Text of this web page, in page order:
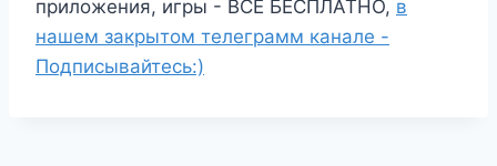
приложения, игры - ВСЁ БЕСПЛАТНО, в
нашем закрытом телеграмм канале -
Подписывайтесь:)